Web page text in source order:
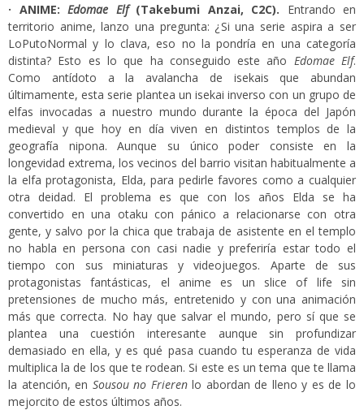
· ANIME: Edomae Elf(Takebumi Anzai, C2C). Entrando en
territorio anime, lanzo una pregunta: ¿Si una serie aspira a ser
LoPutoNormal y lo clava, eso no la pondría en una categoría
distinta? Esto es lo que ha conseguido este año Edomae Elf.
Como antídoto a la avalancha de isekais que abundan
últimamente, esta serie plantea un isekai inverso con un grupo de
elfas invocadas a nuestro mundo durante la época del Japón
medieval y que hoy en día viven en distintos templos de la
geografía nipona. Aunque su único poder consiste en la
longevidad extrema, los vecinos del barrio visitan habitualmente a
la elfa protagonista, Elda, para pedirle favores como a cualquier
otra deidad. El problema es que con los años Elda se ha
convertido en una otaku con pánico a relacionarse con otra
gente, y salvo por la chica que trabaja de asistente en el templo
no habla en persona con casi nadie y preferiría estar todo el
tiempo con sus miniaturas y videojuegos. Aparte de sus
protagonistas fantásticas, el anime es un slice of life sin
pretensiones de mucho más, entretenido y con una animación
más que correcta. No hay que salvar el mundo, pero sí que se
plantea una cuestión interesante aunque sin profundizar
demasiado en ella, y es qué pasa cuando tu esperanza de vida
multiplica la de los que te rodean. Si este es un tema que te llama
la atención, en Sousou no Frierenlo abordan de lleno y es de lo
mejorcito de estos últimos años.